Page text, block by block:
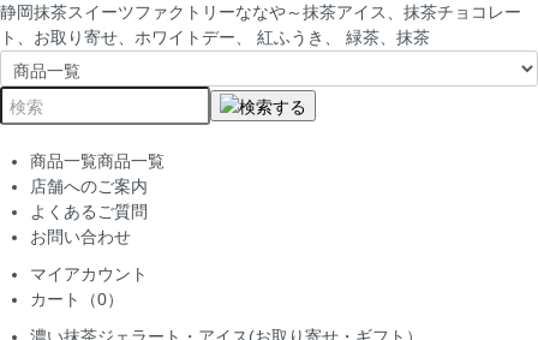
静岡抹茶スイーツファクトリーななや～抹茶アイス、抹茶チョコレー
ト、お取り寄せ、ホワイトデー、 紅ふうき、 緑茶、抹茶
商品一覧商品一覧
店舗へのご案内
よくあるご質問
お問い合わせ
マイアカウント
カート（0）